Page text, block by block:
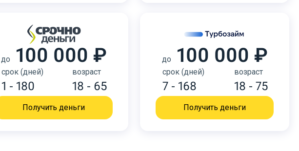
до 100 000 ₽
срок (дней)
1 - 180
возраст
18 - 65
Получить деньги
до 100 000 ₽
срок (дней)
7 - 168
возраст
18 - 75
Получить деньги